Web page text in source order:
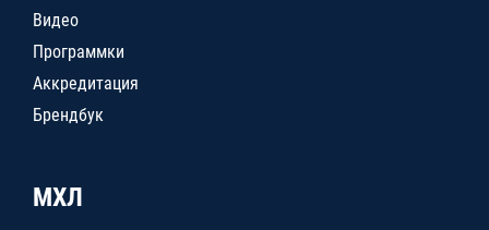
Видео
Программки
Аккредитация
Брендбук
МХЛ